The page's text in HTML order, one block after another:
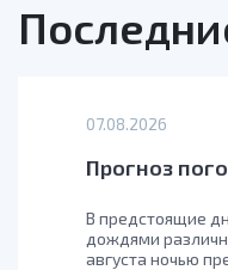
07.08.2026
Прогноз
В предстоящие
дождями
августа ночью